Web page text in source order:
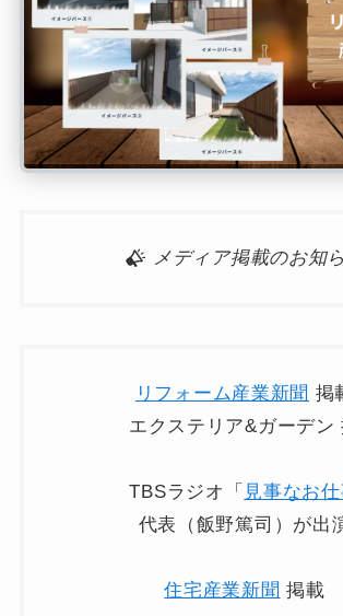
メディア掲載のお知
リフォーム産業新聞 掲
エクステリア&ガーデン
TBSラジオ「 見事なお
代表（飯野篤司）が出
住宅産業新聞 掲載